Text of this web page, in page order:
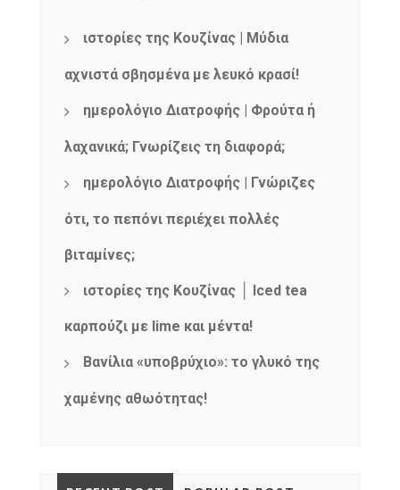
ιστορίες της Κουζίνας | Μύδια
αχνιστά σβησμένα με λευκό κρασί!
ημερολόγιο Διατροφής | Φρούτα ή
λαχανικά; Γνωρίζεις τη διαφορά;
ημερολόγιο Διατροφής | Γνώριζες
ότι, το πεπόνι περιέχει πολλές
βιταμίνες;
ιστορίες της Κουζίνας │ Iced tea
καρπούζι με lime και μέντα!
Βανίλια «υποβρύχιο»: το γλυκό της
χαμένης αθωότητας!